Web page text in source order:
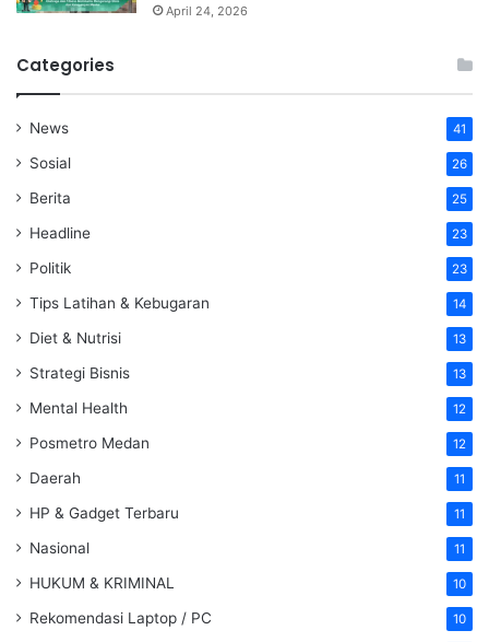
April 24, 2026
Categories
News 41
Sosial 26
Berita 25
Headline 23
Politik 23
Tips Latihan & Kebugaran 14
Diet & Nutrisi 13
Strategi Bisnis 13
Mental Health 12
Posmetro Medan 12
Daerah 11
HP & Gadget Terbaru 11
Nasional 11
HUKUM & KRIMINAL 10
Rekomendasi Laptop / PC 10